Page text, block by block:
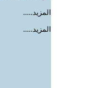
المزيد.....
المزيد.....